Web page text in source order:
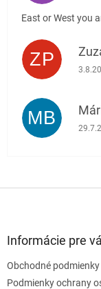
East or West you
ZP
MB
Informácie pre
Obchodné podmienky
Podmienky ochrany